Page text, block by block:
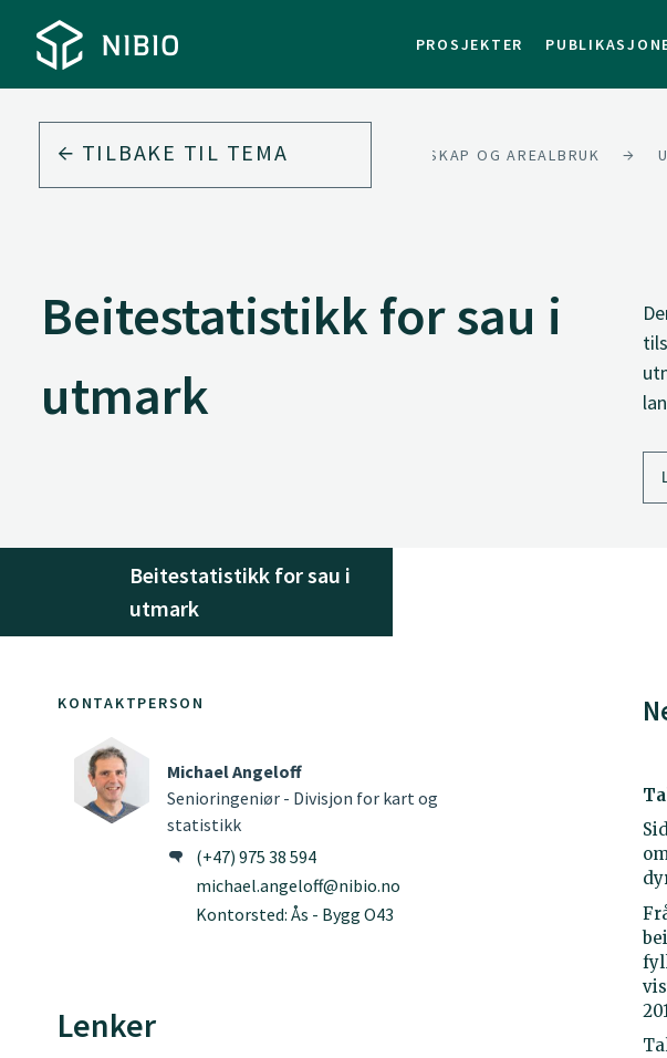
PROSJEKTER
TILBAKE TIL TEMA LANDSKAP OG AREALBRUK
Beitestatistikk for sau i
utmark
Beitestatistikk for sau i
utmark
KONTAKTPERSON
Michael Angeloff
Senioringeniør - Divisjon for kart og
statistikk
(+47) 975 38 594
michael.angeloff@nibio.no
Kontorsted: Ås - Bygg O43
Lenker